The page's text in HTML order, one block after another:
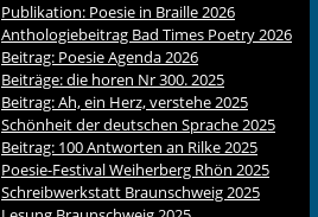
Publikation: Poesie in Braille 2026
Anthologiebeitrag Bad Times Poetry 2026
Beitrag: Poesie Agenda 2026
Beiträge: die horen Nr 300. 2025
Beitrag: Ah, ein Herz, verstehe 2025
Schönheit der deutschen Sprache 2025
Beitrag: 100 Antworten an Rilke 2025
Poesie-Festival Weiherberg Rhön 2025
Schreibwerkstatt Braunschweig 2025